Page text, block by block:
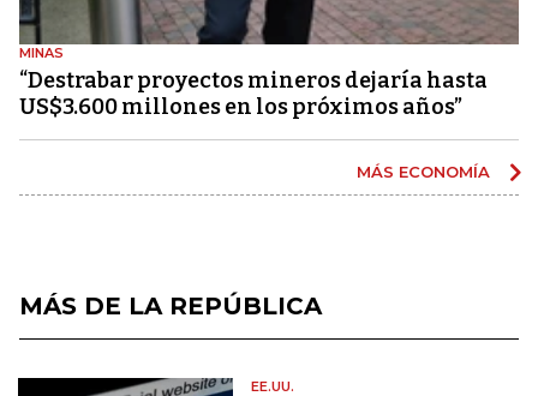
MINAS
“Destrabar proyectos mineros dejaría hasta
US$3.600 millones en los próximos años”
MÁS ECONOMÍA
MÁS DE LA REPÚBLICA
EE.UU.